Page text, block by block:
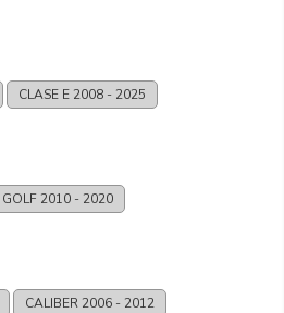
CLASE E 2008 - 2025
GOLF 2010 - 2020
CALIBER 2006 - 2012